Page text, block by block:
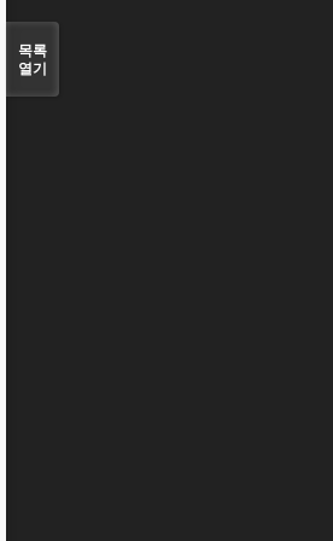
목록
열기